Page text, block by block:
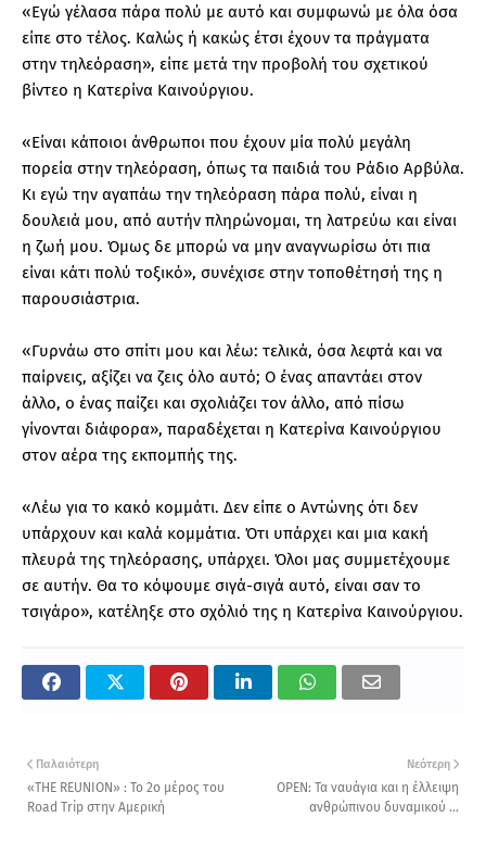
«Εγώ γέλασα πάρα πολύ με αυτό και συμφωνώ με όλα όσα
είπε στο τέλος. Καλώς ή κακώς έτσι έχουν τα πράγματα
στην τηλεόραση», είπε μετά την προβολή του σχετικού
βίντεο η Κατερίνα Καινούργιου.
«Είναι κάποιοι άνθρωποι που έχουν μία πολύ μεγάλη
πορεία στην τηλεόραση, όπως τα παιδιά του Ράδιο Αρβύλα.
Κι εγώ την αγαπάω την τηλεόραση πάρα πολύ, είναι η
δουλειά μου, από αυτήν πληρώνομαι, τη λατρεύω και είναι
η ζωή μου. Όμως δε μπορώ να μην αναγνωρίσω ότι πια
είναι κάτι πολύ τοξικό», συνέχισε στην τοποθέτησή της η
παρουσιάστρια.
«Γυρνάω στο σπίτι μου και λέω: τελικά, όσα λεφτά και να
παίρνεις, αξίζει να ζεις όλο αυτό; Ο ένας απαντάει στον
άλλο, ο ένας παίζει και σχολιάζει τον άλλο, από πίσω
γίνονται διάφορα», παραδέχεται η Κατερίνα Καινούργιου
στον αέρα της εκπομπής της.
«Λέω για το κακό κομμάτι. Δεν είπε ο Αντώνης ότι δεν
υπάρχουν και καλά κομμάτια. Ότι υπάρχει και μια κακή
πλευρά της τηλεόρασης, υπάρχει. Όλοι μας συμμετέχουμε
σε αυτήν. Θα το κόψουμε σιγά-σιγά αυτό, είναι σαν το
τσιγάρο», κατέληξε στο σχόλιό της η Κατερίνα Καινούργιου.
Νεότερη
OPEN: Τα ναυάγια και η έλλειψη
ανθρώπινου δυναµικού ...
Παλαιότερη
«THE REUNION» : Το 2ο μέρος του
Road Trip στην Αμερική